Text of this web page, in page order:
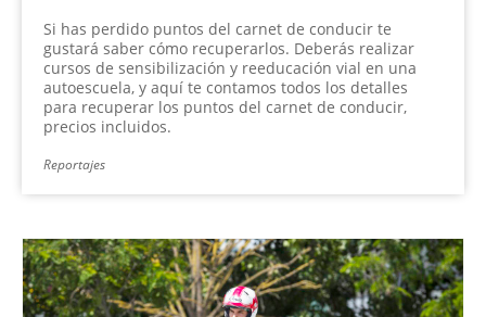
Si has perdido puntos del carnet de conducir te
gustará saber cómo recuperarlos. Deberás realizar
cursos de sensibilización y reeducación vial en una
autoescuela, y aquí te contamos todos los detalles
para recuperar los puntos del carnet de conducir,
precios incluidos.
Reportajes